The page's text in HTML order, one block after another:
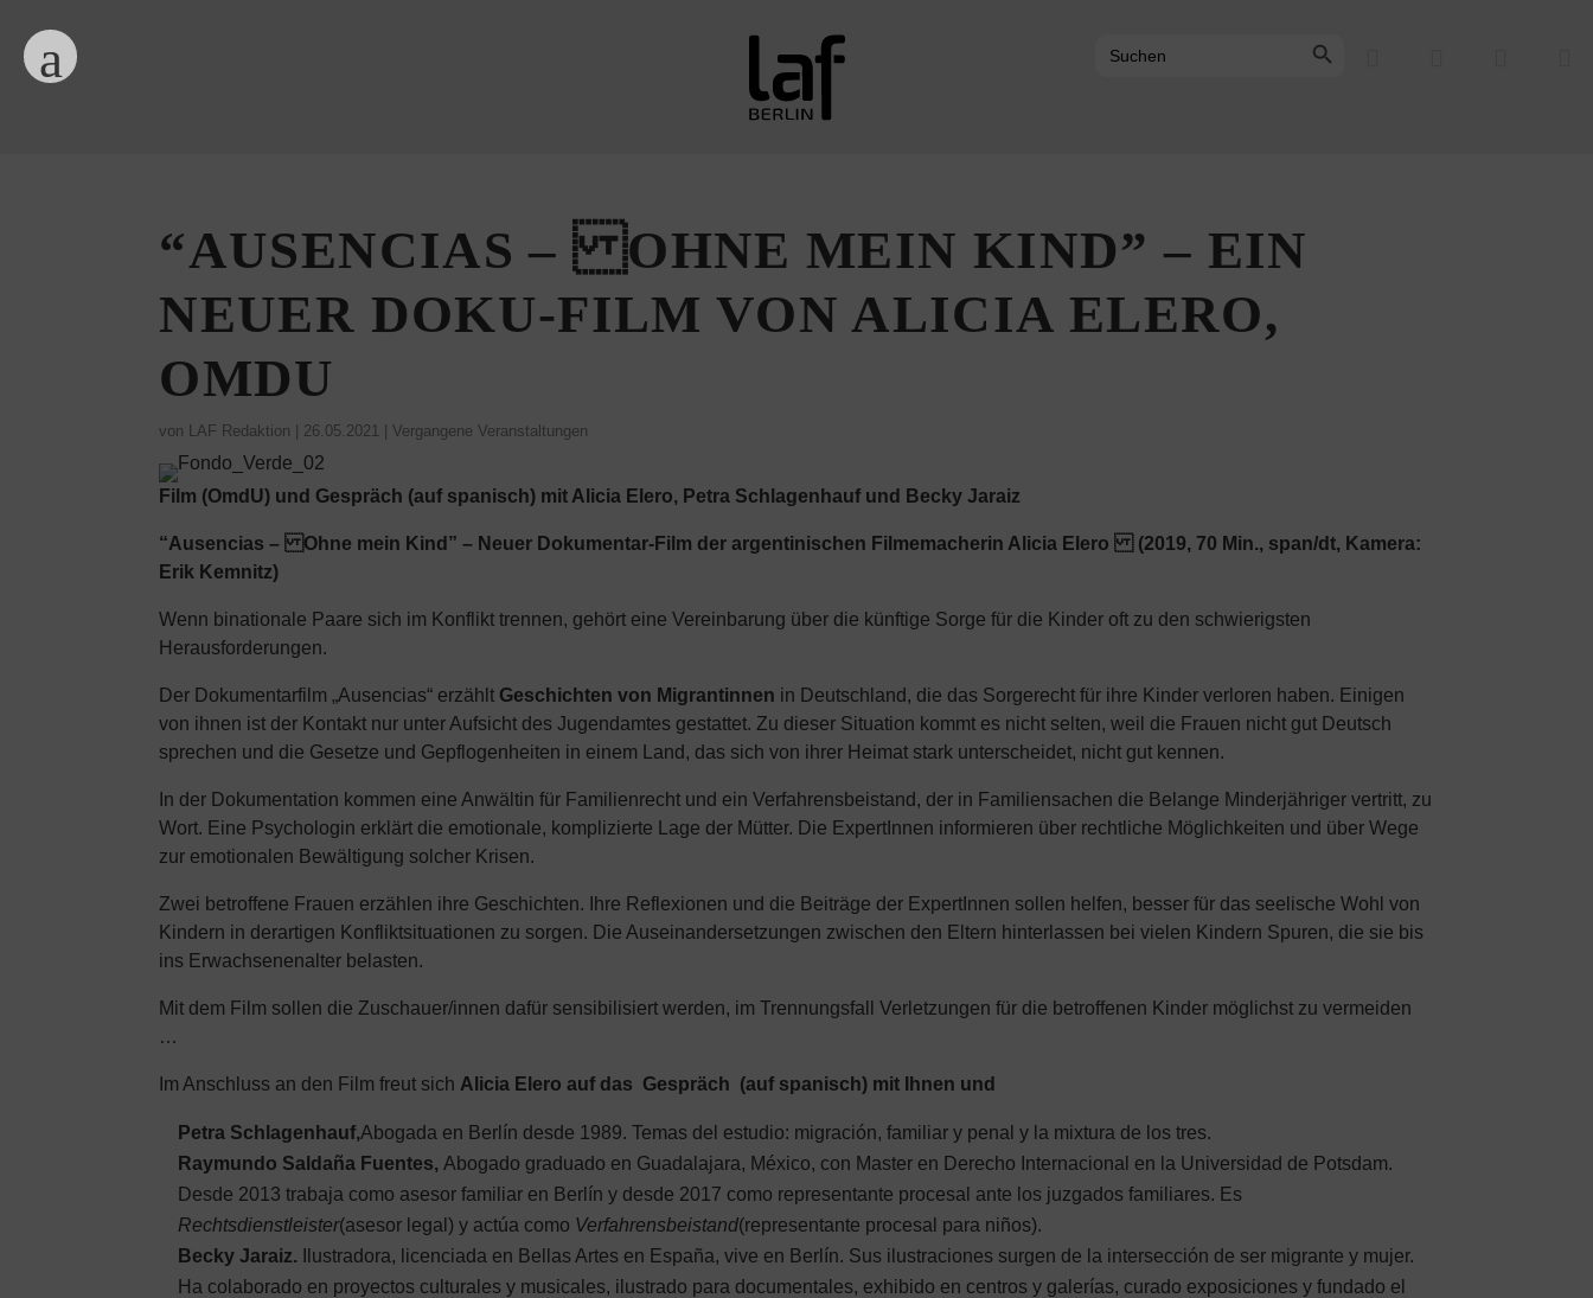
for:
“AUSENCIAS – OHNE MEIN KIND” – EIN
NEUER DOKU-FILM VON ALICIA ELERO,
OMDU
von LAF Redaktion 26.05.2021 |Vergangene Veranstaltungen
Film (OmdU) und Gespräch (auf spanisch) mit Alicia Elero, Petra Schlagenhauf und Becky Jaraiz
“Ausencias – Ohne mein Kind” – Neuer Dokumentar-Film der argentinischen Filmemacherin Alicia Elero (2019, 70 Min., span/dt, Kamera:
Erik Kemnitz)
Wenn binationale Paare sich im Konflikt trennen, gehört eine Vereinbarung über die künftige Sorge für die Kinder oft zu den schwierigsten
Herausforderungen.
Der Dokumentarfilm „Ausencias“ erzählt Geschichten von Migrantinnen in Deutschland, die das Sorgerecht für ihre Kinder verloren haben. Einigen
von ihnen ist der Kontakt nur unter Aufsicht des Jugendamtes gestattet. Zu dieser Situation kommt es nicht selten, weil die Frauen nicht gut Deutsch
sprechen und die Gesetze und Gepflogenheiten in einem Land, das sich von ihrer Heimat stark unterscheidet, nicht gut kennen.
In der Dokumentation kommen eine Anwältin für Familienrecht und ein Verfahrensbeistand, der in Familiensachen die Belange Minderjähriger vertritt, zu
Wort. Eine Psychologin erklärt die emotionale, komplizierte Lage der Mütter. Die ExpertInnen informieren über rechtliche Möglichkeiten und über Wege
zur emotionalen Bewältigung solcher Krisen.
Zwei betroffene Frauen erzählen ihre Geschichten. Ihre Reflexionen und die Beiträge der ExpertInnen sollen helfen, besser für das seelische Wohl von
Kindern in derartigen Konfliktsituationen zu sorgen. Die Auseinandersetzungen zwischen den Eltern hinterlassen bei vielen Kindern Spuren, die sie bis
ins Erwachsenenalter belasten.
Mit dem Film sollen die Zuschauer/innen dafür sensibilisiert werden, im Trennungsfall Verletzungen für die betroffenen Kinder möglichst zu vermeiden
…
Im Anschluss an den Film freut sich Alicia Elero auf das Gespräch (auf spanisch) mit Ihnen und
Petra Schlagenhauf,Abogada en Berlín desde 1989. Temas del estudio: migración, familiar y penal y la mixtura de los tres.
Raymundo Saldaña Fuentes,Abogado graduado en Guadalajara, México, con Master en Derecho Internacional en la Universidad de Potsdam.
Desde 2013 trabaja como asesor familiar en Berlín y desde 2017 como representante procesal ante los juzgados familiares. Es
Rechtsdienstleister(asesor legal) y actúa como Verfahrensbeistand(representante procesal para niños).
Becky Jaraiz.
Ilustradora, licenciada en Bellas Artes en España, vive en Berlín. Sus ilustraciones surgen de la intersección de ser migrante y mujer.
Ha colaborado en proyectos culturales y musicales, ilustrado para documentales, exhibido en centros y galerías, curado exposiciones y fundado el